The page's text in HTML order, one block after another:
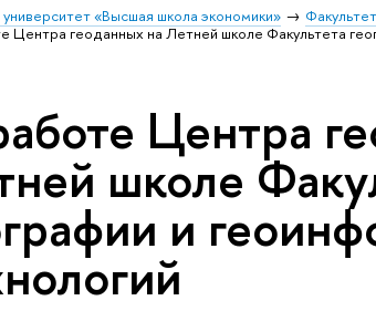
«Высшая школа экономики»
Центра геоданных на Летней школе Факультета
Центра
школе
и